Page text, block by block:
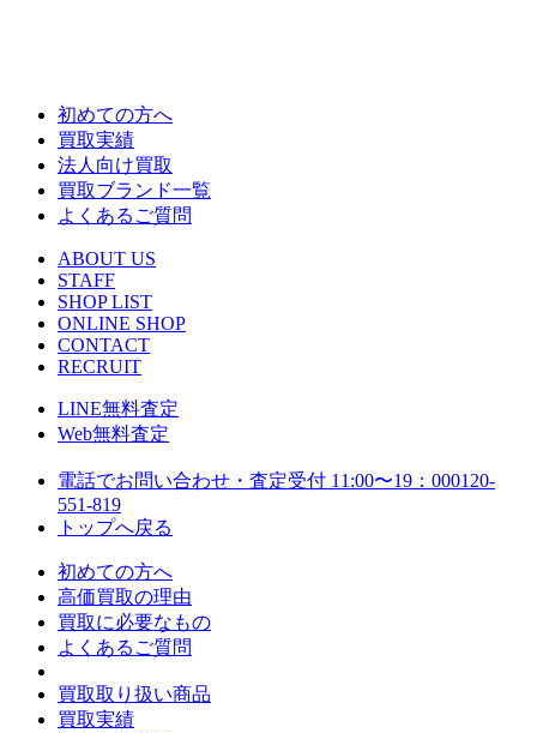
初めての方へ
買取実績
法人向け買取
買取ブランド一覧
よくあるご質問
ABOUT US
STAFF
SHOP LIST
ONLINE SHOP
CONTACT
RECRUIT
LINE無料査定
Web無料査定
電話でお問い合わせ・査定受付 11:00〜19：000120-
551-819
トップへ戻る
初めての方へ
高価買取の理由
買取に必要なもの
よくあるご質問
買取取り扱い商品
買取実績